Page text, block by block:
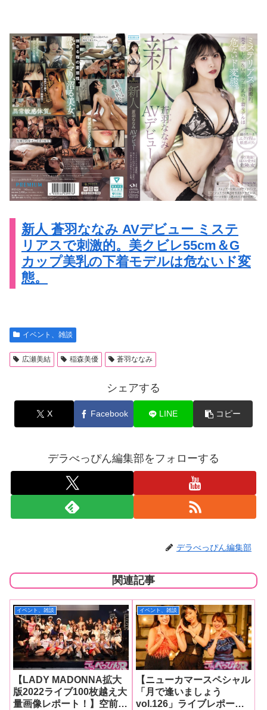
新人 蒼羽ななみ AVデビュー ミステ
リアスで刺激的。美クビレ55cm＆G
カップ美乳の下着モデルは危ないド変
態。
イベント、雑談
広瀬美結 稲森美優 蒼羽ななみ
シェアする
X Facebook LINE コピー
デラべっぴん編集部をフォローする
デラべっぴん編集部
関連記事
イベント、雑談
【LADY MADONNA拡大
版2022ライブ100枚越え大
量画像レポート！】空前絶
イベント、雑談
【ニューカマースペシャル
「月で逢いましょう
vol.126」ライブレポー